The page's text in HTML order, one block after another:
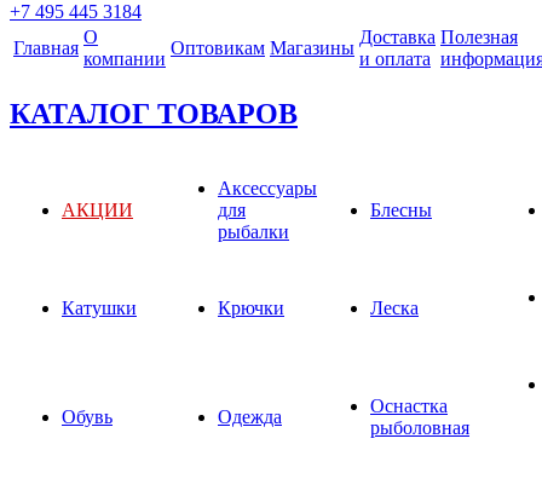
+7 495 445 3184
Главная
О
компании
Оптовикам Магазины
Доставка
и оплата
Полезная
КАТАЛОГ ТОВАРОВ
АКЦИИ
Аксессуары
для
рыбалки
Блесны
Катушки Крючки Леска
Обувь Одежда
Оснастка
рыболовная